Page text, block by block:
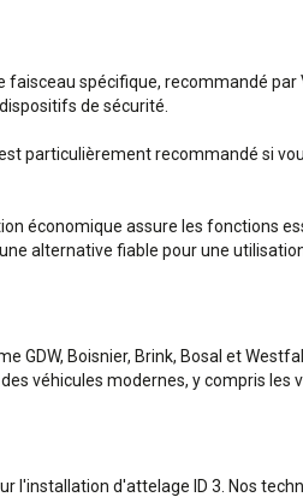
spécifique, recommandé
de sécurité.
particulièrement recommandé si
économique assure les fonctions
alternative fiable pour une
Boisnier, Brink, Bosal et
véhicules modernes, y compris les
l'installation d'attelage ID 3. Nos